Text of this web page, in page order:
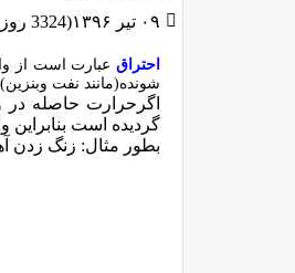
۰۹ تیر ۱۳۹۶(3324 روز پیش)
احتراق عبارت است از
شونده(مانند نفت
اگرحرارت حاصله در
گردیده است بنابراین
بطور مثال: زنگ زدن